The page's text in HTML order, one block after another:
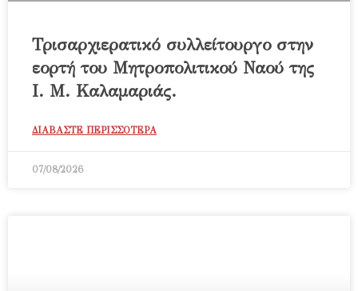
Τρισαρχιερατικό συλλείτουργο στην
εορτή του Μητροπολιτικού Ναού της
Ι. Μ. Καλαμαριάς.
ΔΙΑΒΑΣΤΕ ΠΕΡΙΣΣΟΤΕΡΑ
07/08/2026